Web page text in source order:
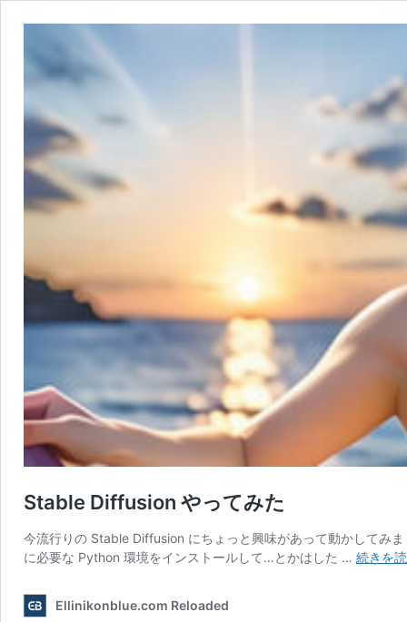
Stable Diffusion やってみた
今流行りの Stable Diffusion にちょっと興味があって動かしてみ
に必要な Python 環境をインストールして…とかはした … 続きを
Ellinikonblue.com Reloaded